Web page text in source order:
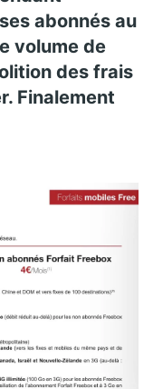
abonnés au
volume de
des frais
Finalement